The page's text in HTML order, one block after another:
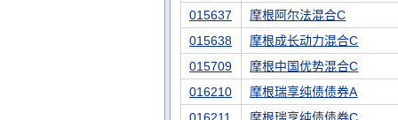
015637
摩根阿尔法混合C
015638
摩根成长动力混合C
015709
摩根中国优势混合C
016210
摩根瑞享纯债债券A